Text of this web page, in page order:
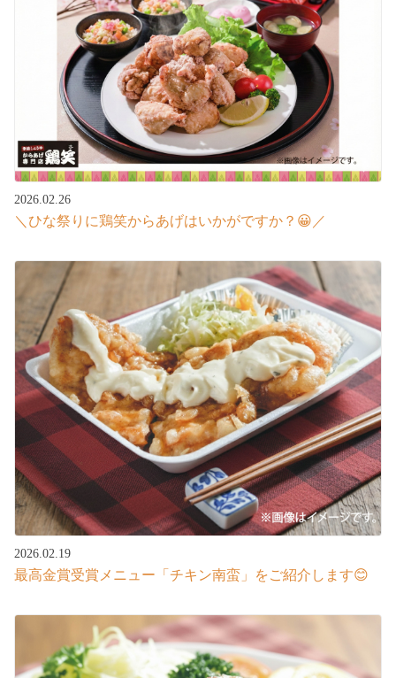
2026.02.26
＼ひな祭りに鶏笑からあげはいかがですか？😀／
2026.02.19
最高金賞受賞メニュー「チキン南蛮」をご紹介します😊